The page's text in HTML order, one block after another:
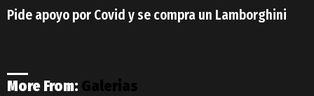
Pide apoyo por Covid y se compra un Lamborghini
More From: Galerias